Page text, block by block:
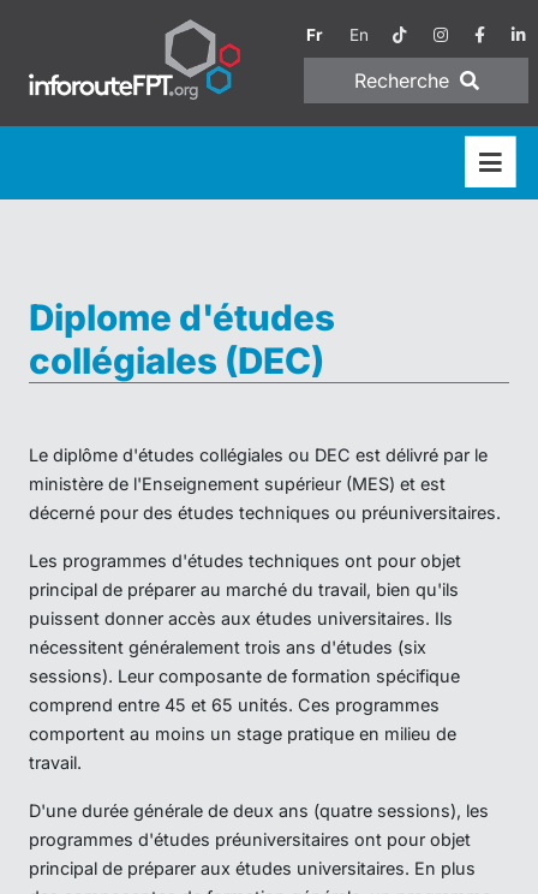
Fr En
Recherche
Diplome d'études
collégiales (DEC)
Le diplôme d'études collégiales ou DEC est délivré par le
ministère de l'Enseignement supérieur (MES) et est
décerné pour des études techniques ou préuniversitaires.
Les programmes d'études techniques ont pour objet
principal de préparer au marché du travail, bien qu'ils
puissent donner accès aux études universitaires. Ils
nécessitent généralement trois ans d'études (six
sessions). Leur composante de formation spécifique
comprend entre 45 et 65 unités. Ces programmes
comportent au moins un stage pratique en milieu de
travail.
D'une durée générale de deux ans (quatre sessions), les
programmes d'études préuniversitaires ont pour objet
principal de préparer aux études universitaires. En plus